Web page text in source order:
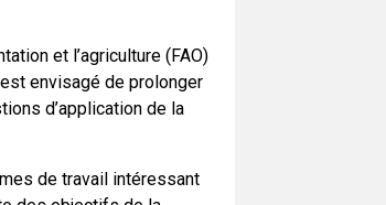
et l’agriculture (FAO)
envisagé de prolonger
d’application de la
de travail intéressant